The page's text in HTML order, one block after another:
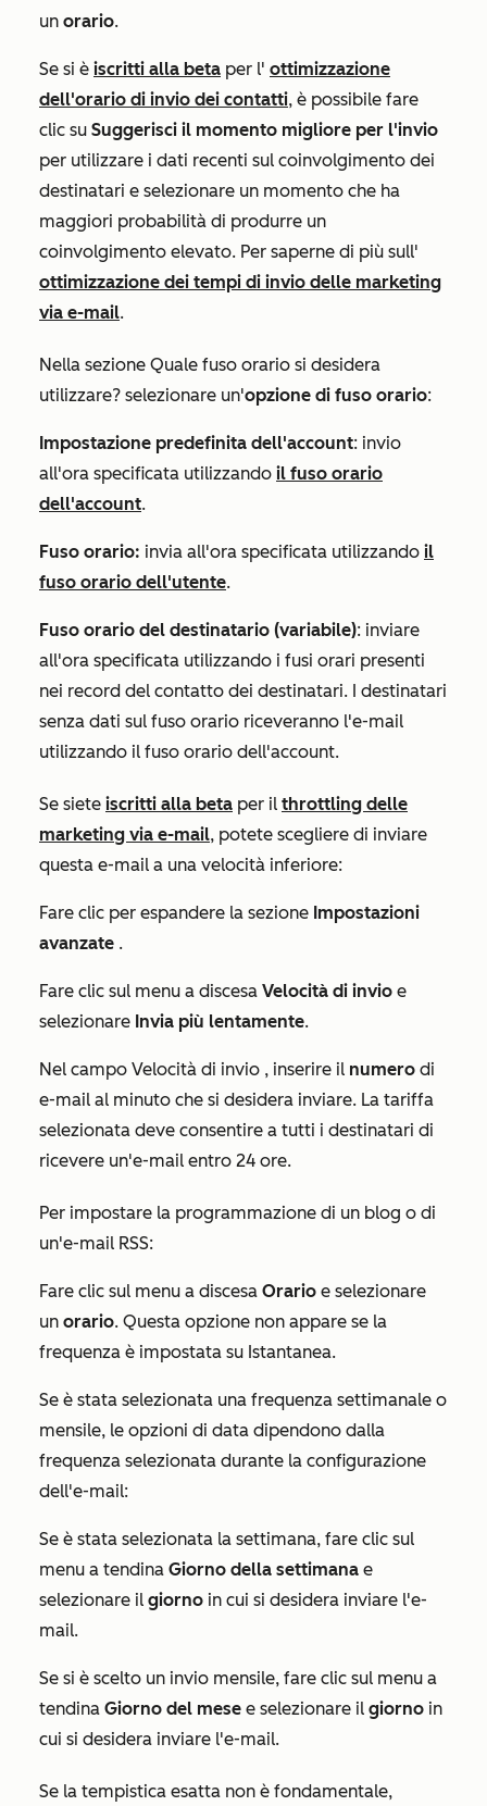
un orario.
Se si è iscritti alla beta per l' ottimizzazione
dell'orario di invio dei contatti, è possibile fare
clic su Suggerisci il momento migliore per l'invio
per utilizzare i dati recenti sul coinvolgimento dei
destinatari e selezionare un momento che ha
maggiori probabilità di produrre un
coinvolgimento elevato. Per saperne di più sull'
ottimizzazione dei tempi di invio delle marketing
via e-mail.
Nella sezione Quale fuso orario si desidera
utilizzare? selezionare un'opzione di fuso orario:
Impostazione predefinita dell'account: invio
all'ora specificata utilizzando il fuso orario
dell'account.
Fuso orario: invia all'ora specificata utilizzando il
fuso orario dell'utente.
Fuso orario del destinatario (variabile): inviare
all'ora specificata utilizzando i fusi orari presenti
nei record del contatto dei destinatari. I destinatari
senza dati sul fuso orario riceveranno l'e-mail
utilizzando il fuso orario dell'account.
Se siete iscritti alla beta per il throttling delle
marketing via e-mail, potete scegliere di inviare
questa e-mail a una velocità inferiore:
Fare clic per espandere la sezione Impostazioni
avanzate .
Fare clic sul menu a discesa Velocità di invio e
selezionare Invia più lentamente.
Nel campo Velocità di invio , inserire il numero di
e-mail al minuto che si desidera inviare. La tariffa
selezionata deve consentire a tutti i destinatari di
ricevere un'e-mail entro 24 ore.
Per impostare la programmazione di un blog o di
un'e-mail RSS:
Fare clic sul menu a discesa Orario e selezionare
un orario. Questa opzione non appare se la
frequenza è impostata su Istantanea.
Se è stata selezionata una frequenza settimanale o
mensile, le opzioni di data dipendono dalla
frequenza selezionata durante la configurazione
dell'e-mail:
Se è stata selezionata la settimana, fare clic sul
menu a tendina Giorno della settimana e
selezionare il giorno in cui si desidera inviare l'e-
mail.
Se si è scelto un invio mensile, fare clic sul menu a
tendina Giorno del mese e selezionare il giorno in
cui si desidera inviare l'e-mail.
Se la tempistica esatta non è fondamentale,